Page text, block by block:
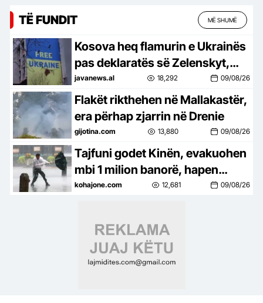
TË FUNDIT MË SHUMË
Kosova heq flamurin e Ukrainës
pas deklaratës së Zelenskyt,
reagon edhe Shqipëria: Heqja e
paraleleve, e gabuar!
javanews.al 18,292 09/08/26
Flakët rikthehen në Mallakastër,
era përhap zjarrin në Drenie
gijotina.com 13,880 09/08/26
Tajfuni godet Kinën, evakuohen
mbi 1 milion banorë, hapen
1,000 strehimore emergjente,
kohajone.com 12,681 09/08/26